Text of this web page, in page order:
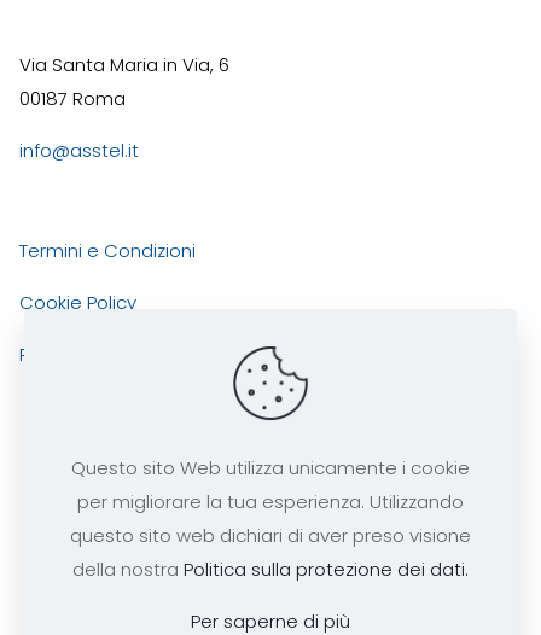
Via Santa Maria in Via, 6
00187 Roma
info@asstel.it
Termini e Condizioni
Cookie Policy
Privacy Policy
ASSTELCopyright 2025 tutti i diritti risevati -
codice fiscale 97290240585
Questo sito Web utilizza unicamente i cookie
per migliorare la tua esperienza. Utilizzando
questo sito web dichiari di aver preso visione
della nostra Politica sulla protezione dei dati.
Per saperne di più